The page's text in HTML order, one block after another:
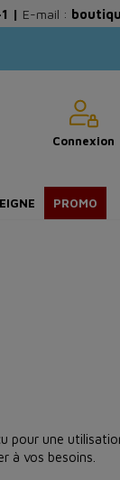
| E-mail :
Connexion
PROMO
pour une
à vos besoins.